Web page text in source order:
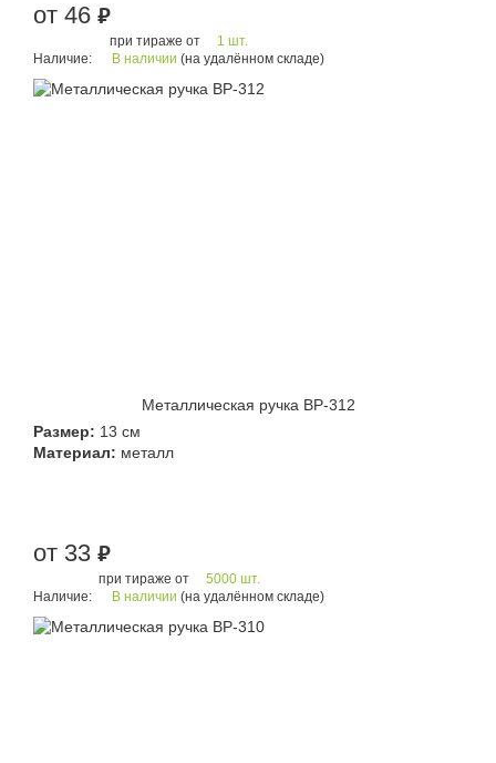
от 46 руб.
при тираже от
1 шт.
Наличие:
В наличии (на удалённом складе)
Металлическая ручка BP-312
Размер: 13 см
Материал: металл
от 33 руб.
при тираже от
5000 шт.
Наличие:
В наличии (на удалённом складе)